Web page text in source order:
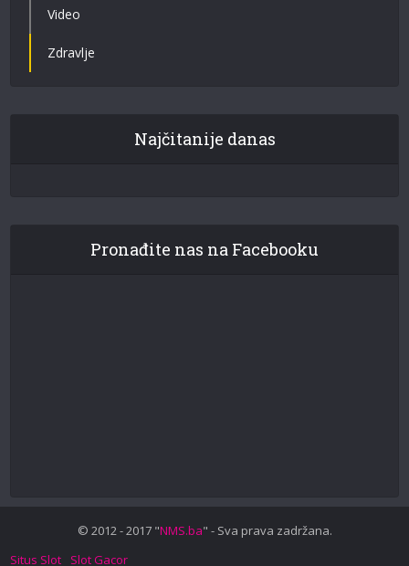
Video
Zdravlje
Najčitanije danas
Pronađite nas na Facebooku
© 2012 - 2017 "NMS.ba" - Sva prava zadržana.
Situs Slot
Slot Gacor